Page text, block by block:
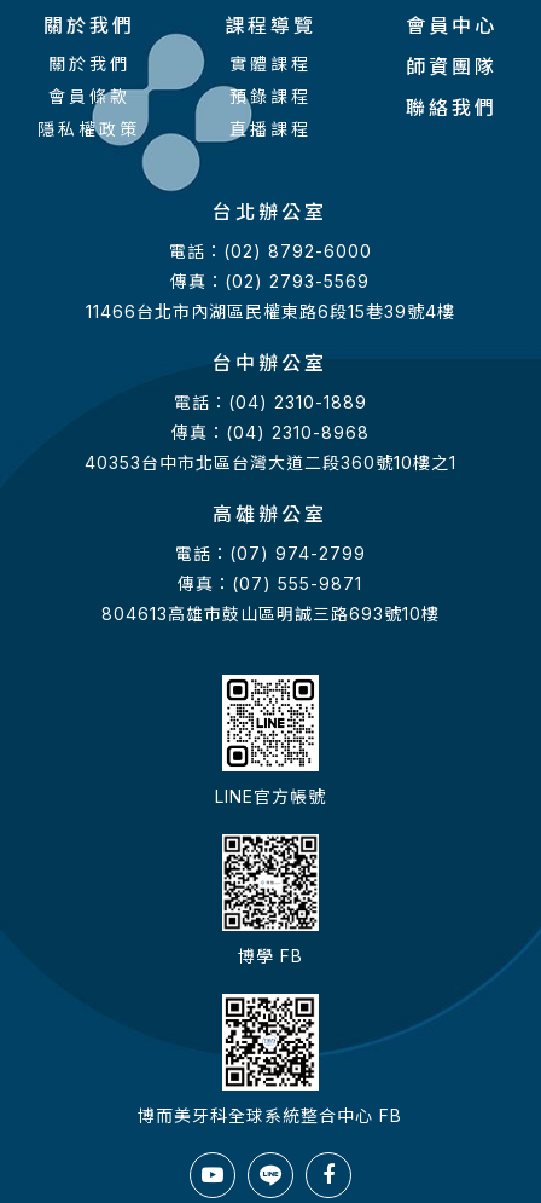
關於我們
關於我們
會員條款
隱私權政策
課程導覽
實體課程
預錄課程
直播課程
會員中心
師資團隊
聯絡我們
台北辦公室
電話：(02) 8792-6000
傳真：(02) 2793-5569
11466台北市內湖區民權東路6段15巷39號4樓
台中辦公室
電話：(04) 2310-1889
傳真：(04) 2310-8968
40353台中市北區台灣大道二段360號10樓之1
高雄辦公室
電話：(07) 974-2799
傳真：(07) 555-9871
804613高雄市鼓山區明誠三路693號10樓
LINE官方帳號
博學 FB
博而美牙科全球系統整合中心 FB